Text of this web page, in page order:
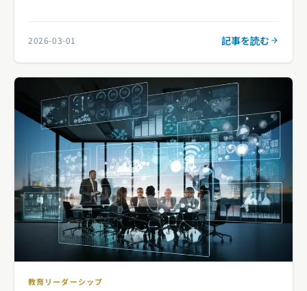
2026-03-01 記事を読む
教育リーダーシップ